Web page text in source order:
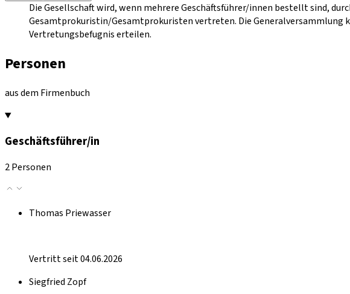
Die Gesellschaft wird, wenn mehrere Geschäftsführer/innen bestellt sind,
Gesamtprokuristin/Gesamtprokuristen vertreten. Die Generalversammlung
Vertretungsbefugnis erteilen.
Personen
aus dem Firmenbuch
Geschäftsführer/in
2 Personen
Thomas Priewasser
Vertritt seit 04.06.2026
Siegfried Zopf